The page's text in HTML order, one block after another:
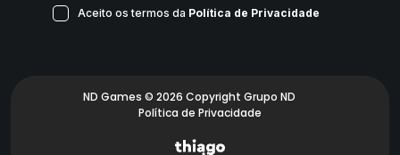
Aceito os termos da Política de Privacidade
ND Games © 2026 Copyright Grupo ND
Política de Privacidade